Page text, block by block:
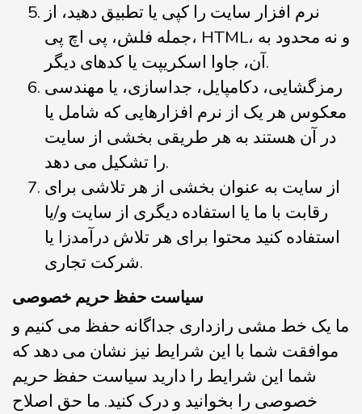
نرم افزار سایت را کپی یا تطبیق دهید، از
جمله فلش، پی اچ پی، HTML، و نه محدود به
آن، جاوا اسکریپت یا کدهای دیگر.
رمزگشایی، دکامپایل، جداسازی، یا مهندسی
معکوس هر یک از نرم افزارهایی که شامل یا
در آن هستند به هر طریقی بخشی از سایت
را تشکیل می دهد.
از سایت به عنوان بخشی از هر تلاشی برای
رقابت با ما یا استفاده دیگری از سایت و/یا
استفاده کنید محتوا برای هر تلاش درآمدزا یا
شرکت تجاری.
سیاست حفظ حریم خصوصی
ما یک خط مشی رازداری جداگانه حفظ می کنیم و
موافقت شما با این شرایط نیز نشان می دهد که
شما این شرایط را دارید سیاست حفظ حریم
خصوصی را بخوانید و درک کنید. ما حق اصلاح